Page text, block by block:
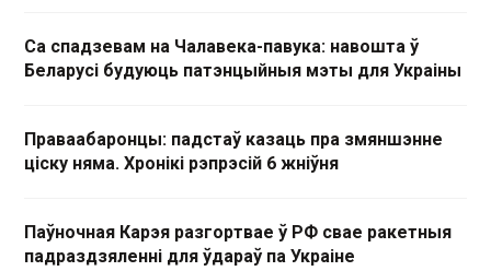
Са спадзевам на Чалавека-павука: навошта ў
Беларусі будуюць патэнцыйныя мэты для Украіны
Праваабаронцы: падстаў казаць пра змяншэнне
ціску няма. Хронікі рэпрэсій 6 жніўня
Паўночная Карэя разгортвае ў РФ свае ракетныя
падраздзяленні для ўдараў па Украіне